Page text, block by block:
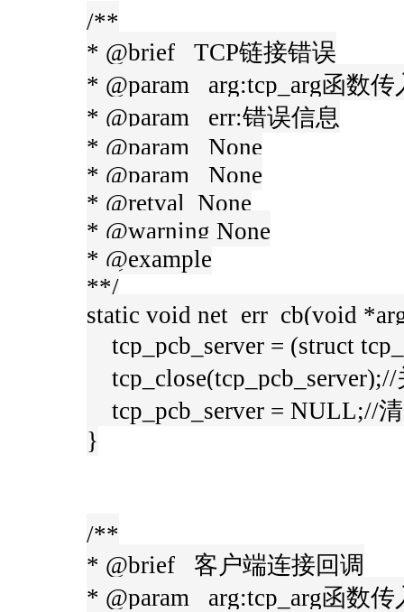
/**
* @brief TCP链接错误
* @param arg:tcp_arg函数传
* @param err:错误信息
* @param None
* @param None
* @retval None
* @warning None
* @example
**/
static void net_err_cb(void
tcp_pcb_server = (struct
tcp_pcb_server = NULL;//
}
/**
* @brief 客户端连接回调
* @param arg:tcp_arg函数传